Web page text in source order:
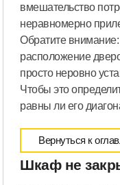
вмешательство
неравномерно
Обратите
расположение
просто неровно
Чтобы это
равны ли его
Вернуться к
Шкаф не